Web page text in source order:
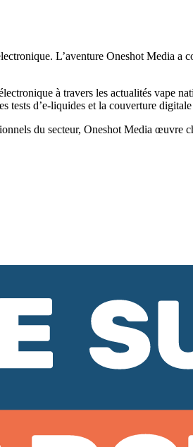
L’aventure Oneshot Media a
à travers les actualités vape
tests d’e-liquides et la couverture digitale
du secteur, Oneshot Media